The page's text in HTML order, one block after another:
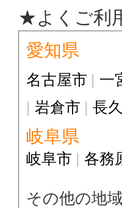
★よくご利
愛知県
名古屋市 一
岩倉市
長
岐阜県
岐阜市 各務
その他の地